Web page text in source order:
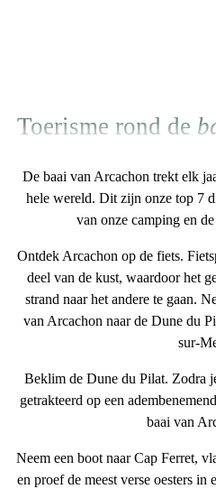
Toerisme rond de
De baai van Arcachon trekt elk
hele wereld. Dit zijn onze top 7
van onze camping en
Ontdek Arcachon op de fiets.
deel van de kust, waardoor het
strand naar het andere te gaan.
van Arcachon naar de Dune du
sur-
Beklim de Dune du Pilat. Zodra
getrakteerd op een
baai van
Neem een boot naar Cap Ferret,
en proef de meest verse oesters in